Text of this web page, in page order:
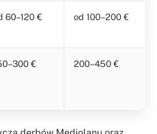
60–120 € od 100–200 €
€ 200–450 €